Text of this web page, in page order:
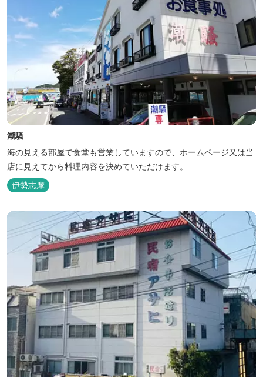
潮騒
海の見える部屋で食堂も営業していますので、ホームページ又は当
店に見えてから料理内容を決めていただけます。
伊勢志摩